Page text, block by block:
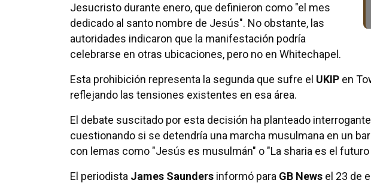
Jesucristo durante enero, que definieron como "el mes
dedicado al santo nombre de Jesús". No obstante, las
autoridades indicaron que la manifestación podría
celebrarse en otras ubicaciones, pero no en Whitechapel.
Esta prohibición representa la segunda que sufre el UKIP en
reflejando las tensiones existentes en esa área.
El debate suscitado por esta decisión ha planteado
cuestionando si se detendría una marcha musulmana en un
con lemas como "Jesús es musulmán" o "La sharia es el futuro
El periodista James Saunders informó para GB News el 23 de